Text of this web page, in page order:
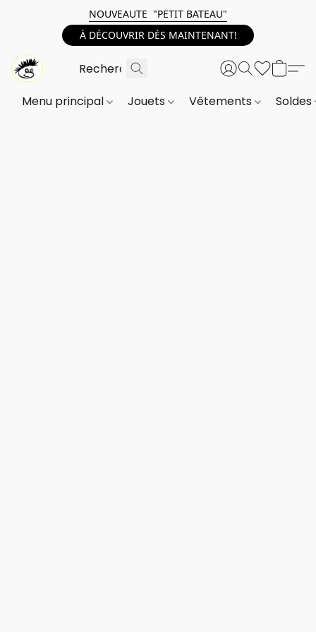
NOUVEAUTE "PETIT BATEAU"
À DÉCOUVRIR DÈS MAINTENANT!
Menu principal Jouets Vêtements Soldes